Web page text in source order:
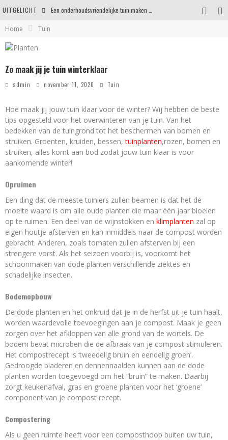
UITGELICHT
Home Tuin
Zo maak jij je tuin winterklaar
admin november 11, 2020 Tuin
Hoe maak jij jouw tuin klaar voor de winter? Wij hebben de beste
tips opgesteld voor het overwinteren van je tuin. Van het
bedekken van de tuingrond tot het beschermen van bomen en
struiken. Groenten, kruiden, bessen,tuinplanten,rozen, bomen en
struiken, alles komt aan bod zodat jouw tuin klaar is voor
aankomende winter!
Opruimen
Een ding dat de meeste tuiniers zullen beamen is dat het de
moeite waard is om alle oude planten die maar één jaar bloeien
op te ruimen. Een deel van de wijnstokken en klimplanten zal op
eigen houtje afsterven en kan inmiddels naar de compost worden
gebracht. Anderen, zoals tomaten zullen afsterven bij een
strengere vorst. Als het seizoen voorbij is, voorkomt het
schoonmaken van dode planten verschillende ziektes en
schadelijke insecten.
Bodemopbouw
De dode planten en het onkruid dat je in de herfst uit je tuin haalt,
worden waardevolle toevoegingen aan je compost. Maak je geen
zorgen over het afkloppen van alle grond van de wortels. De
bodem bevat microben die de afbraak van je compost stimuleren.
Het compostrecept is ‘tweedelig bruin en eendelig groen’.
Gedroogde bladeren en dennennaalden kunnen aan de dode
planten worden toegevoegd om het “bruin” te maken. Daarbij
zorgt keukenafval, gras en groene planten voor het ‘groene’
component van je compost recept.
Compostering
Als u geen ruimte heeft voor een composthoop buiten uw tuin,